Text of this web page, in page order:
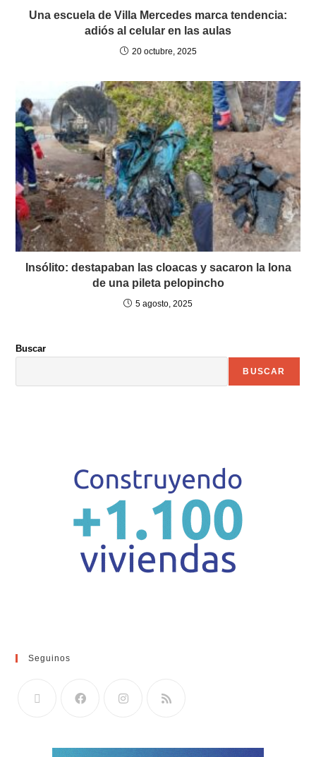
Una escuela de Villa Mercedes marca tendencia:
adiós al celular en las aulas
20 octubre, 2025
Insólito: destapaban las cloacas y sacaron la lona
de una pileta pelopincho
5 agosto, 2025
Buscar
BUSCAR
Seguinos